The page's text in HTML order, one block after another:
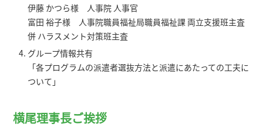
伊藤 かつら様 人事院 人事官
富田 裕子様 人事院職員福祉局職員福祉課 両立支援班主査
併 ハラスメント対策班主査
グループ情報共有
「各プログラムの派遣者選抜方法と派遣にあたっての工夫に
ついて」
横尾理事長ご挨拶